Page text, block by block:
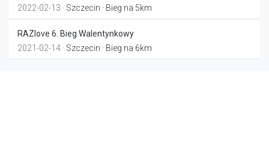
2022-02-13 · Szczecin · Bieg na 5km
RAZlove 6. Bieg Walentynkowy
2021-02-14 · Szczecin · Bieg na 6km